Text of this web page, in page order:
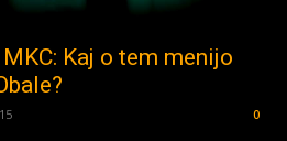
Kaj o tem menijo
0